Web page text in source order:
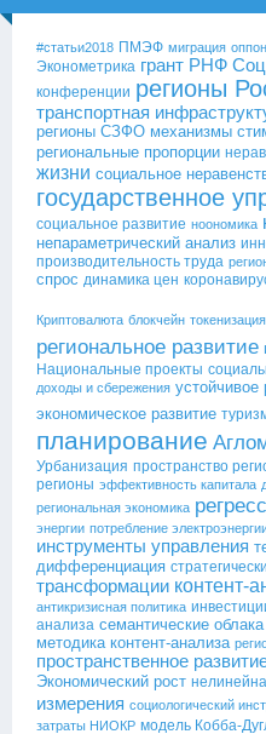
#статьи2018 ПМЭФ миграция
Эконометрика грант РНФ
конференции регионы
транспортная
регионы СЗФО механизмы
региональные пропорции
жизни социальное
государственное
социальное развитие ноономика
непараметрический анализ
производительность труда
спрос динамика цен
Криптовалюта блокчейн токенизация
региональное развитие
Национальные проекты
доходы и сбережения устойчивое
экономическое развитие
планирование
Урбанизация пространство
регионы эффективность капитала
региональная экономика
энергии потребление
инструменты управления
дифференциация
трансформации контент-
антикризисная политика
анализа семантические облака
методика контент-анализа
пространственное
Экономический рост
измерения социологический
затраты НИОКР модель Кобба-